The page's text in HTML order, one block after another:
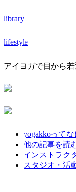
library
lifestyle
アイヨガで目から若
yogakkoってな
他の記事を読
インストラク
スタジオ・活